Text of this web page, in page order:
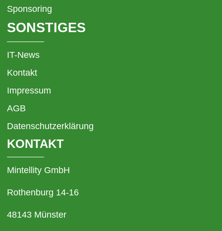
Sponsoring
SONSTIGES
IT-News
Kontakt
Impressum
AGB
Datenschutzerklärung
KONTAKT
Mintellity GmbH
Rothenburg 14-16
48143 Münster